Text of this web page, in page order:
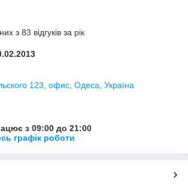
з 83 відгуків за рік
123, офис, Одеса, Україна
з 09:00 до 21:00
графік роботи